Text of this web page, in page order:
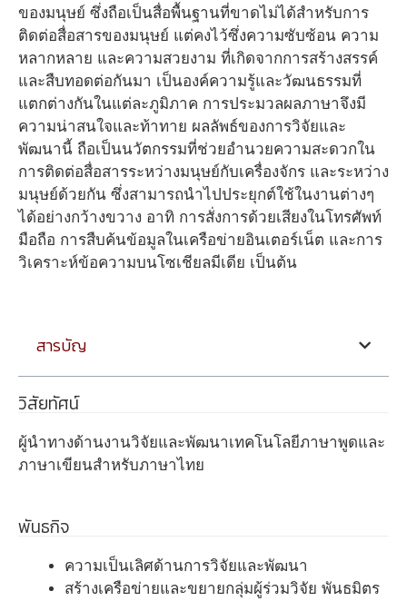
ของมนุษย์ ซึ่งถือเป็นสื่อพื้นฐานที่ขาดไม่ได้สำหรับการ
ติดต่อสื่อสารของมนุษย์ แต่คงไว้ซึ่งความซับซ้อน ความ
หลากหลาย และความสวยงาม ที่เกิดจากการสร้างสรรค์
และสืบทอดต่อกันมา เป็นองค์ความรู้และวัฒนธรรมที่
แตกต่างกันในแต่ละภูมิภาค การประมวลผลภาษาจึงมี
ความน่าสนใจและท้าทาย ผลลัพธ์ของการวิจัยและ
พัฒนานี้ ถือเป็นนวัตกรรมที่ช่วยอำนวยความสะดวกใน
การติดต่อสื่อสารระหว่างมนุษย์กับเครื่องจักร และระหว่าง
มนุษย์ด้วยกัน ซึ่งสามารถนำไปประยุกต์ใช้ในงานต่างๆ
ได้อย่างกว้างขวาง อาทิ การสั่งการด้วยเสียงในโทรศัพท์
มือถือ การสืบค้นข้อมูลในเครือข่ายอินเตอร์เน็ต และการ
วิเคราะห์ข้อความบนโซเชียลมีเดีย เป็นต้น
สารบัญ
วิสัยทัศน์
ผู้นำทางด้านงานวิจัยและพัฒนาเทคโนโลยีภาษาพูดและ
ภาษาเขียนสำหรับภาษาไทย
พันธกิจ
ความเป็นเลิศด้านการวิจัยและพัฒนา
สร้างเครือข่ายและขยายกลุ่มผู้ร่วมวิจัย พันธมิตร